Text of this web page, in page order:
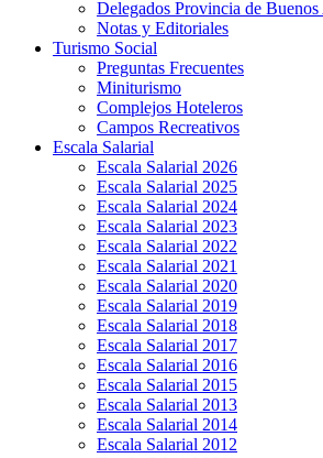
Delegados Provincia de Buenos
Notas y Editoriales
Turismo Social
Preguntas Frecuentes
Miniturismo
Complejos Hoteleros
Campos Recreativos
Escala Salarial
Escala Salarial 2026
Escala Salarial 2025
Escala Salarial 2024
Escala Salarial 2023
Escala Salarial 2022
Escala Salarial 2021
Escala Salarial 2020
Escala Salarial 2019
Escala Salarial 2018
Escala Salarial 2017
Escala Salarial 2016
Escala Salarial 2015
Escala Salarial 2013
Escala Salarial 2014
Escala Salarial 2012